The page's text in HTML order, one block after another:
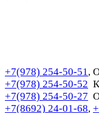
+7(978) 254-50-51 ,
+7(978) 254-50-52
+7(978) 254-50-27
+7(8692) 24-01-68,